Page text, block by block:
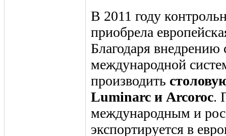
В 2011 году
приобрела
Благодаря
международной
производить
Luminarc и Arcoroc.
международным и
экспортируется в